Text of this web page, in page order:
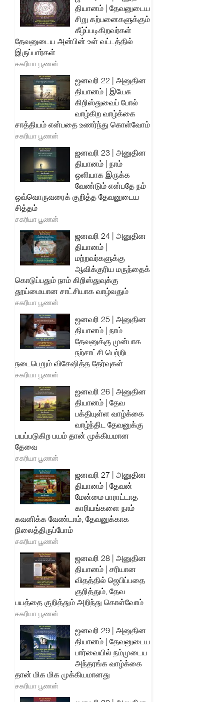
தியானம் | தேவனுடைய
சிறு கற்பனைகளுக்கும்
கீழ்ப்படிகிறவர்கள்
தேவனுடைய அன்பின் உள் வட்டத்தில்
இருப்பார்கள்
சகரியா பூணன்
ஜனவரி 22 | அனுதின
தியானம் | இயேசு
கிறிஸ்துவைப் போல்
வாழ்கிற வாழ்க்கை
சாத்தியம் என்பதை உணர்ந்து கொள்வோம்
சகரியா பூணன்
ஜனவரி 23 | அனுதின
தியானம் | நாம்
ஒளியாக இருக்க
வேண்டும் என்பதே நம்
ஒவ்வொருவரைக் குறித்த தேவனுடைய
சித்தம்
சகரியா பூணன்
ஜனவரி 24 | அனுதின
தியானம் |
மற்றவர்களுக்கு
ஆவிக்குரிய மருந்தைக்
கொடுப்பதும் நாம் கிறிஸ்துவுக்கு
தூய்மையான சாட்சியாக வாழ்வதும்
சகரியா பூணன்
ஜனவரி 25 | அனுதின
தியானம் | நாம்
தேவனுக்கு முன்பாக
நற்சாட்சி பெற்றிட
நடைபெறும் விசேஷித்த தேர்வுகள்
சகரியா பூணன்
ஜனவரி 26 | அனுதின
தியானம் | தேவ
பக்தியுள்ள வாழ்க்கை
வாழ்ந்திட தேவனுக்கு
பயப்படுகிற பயம் தான் முக்கியமான
தேவை
சகரியா பூணன்
ஜனவரி 27 | அனுதின
தியானம் | தேவன்
மேன்மை பாராட்டாத
காரியங்களை நாம்
கவனிக்க வேண்டாம், தேவனுக்காக
நிலைத்திருப்போம்
சகரியா பூணன்
ஜனவரி 28 | அனுதின
தியானம் | சரியான
விதத்தில் ஜெபிப்பதை
குறித்தும், தேவ
பயத்தை குறித்தும் அறிந்து கொள்வோம்
சகரியா பூணன்
ஜனவரி 29 | அனுதின
தியானம் | தேவனுடைய
பார்வையில் நம்முடைய
அந்தரங்க வாழ்க்கை
தான் மிக மிக முக்கியமானது
சகரியா பூணன்